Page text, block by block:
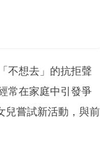
不想去」的抗拒聲
常在家庭中引發爭
兒嘗試新活動，與前